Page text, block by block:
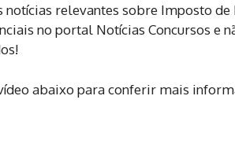
relevantes sobre Imposto de
no portal Notícias Concursos e
abaixo para conferir mais